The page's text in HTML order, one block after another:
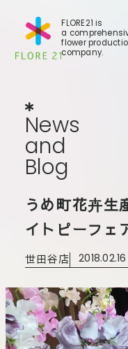
FLORE21 is
a
flower
company.
News
News
and
and
Blog
Blog
うめ町花卉
イトピーフェ
世田谷店 2018.02.16
世田谷店
大田支店
葛西店
板橋店
川崎加